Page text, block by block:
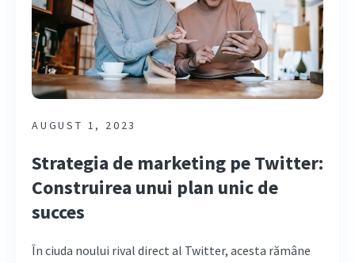
AUGUST 1, 2023
Strategia de marketing pe Twitter:
Construirea unui plan unic de
succes
În ciuda noului rival direct al Twitter, acesta rămâne